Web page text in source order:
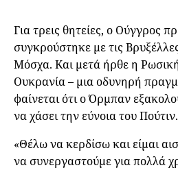
Για τρεις θητείες, ο Ούγγρος
συγκρούστηκε με τις
Μόσχα. Και μετά ήρθε η
Ουκρανία – μια οδυνηρή
φαίνεται ότι ο Όρμπαν
να χάσει την εύνοια του Πούτιν.
«Θέλω να κερδίσω και είμαι
να συνεργαστούμε για πολλά